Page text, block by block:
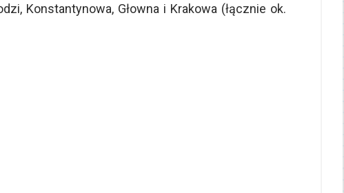
Konstantynowa, Głowna i Krakowa (łącznie ok.